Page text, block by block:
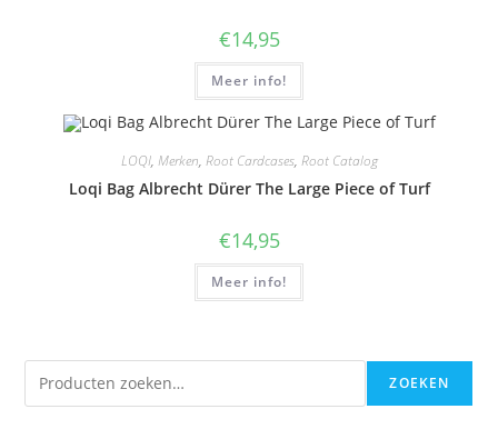
€14,95
Meer info!
LOQI, Merken, Root Cardcases, Root Catalog
Loqi Bag Albrecht Dürer The Large Piece of Turf
€14,95
Meer info!
Zoeken ZOEKEN